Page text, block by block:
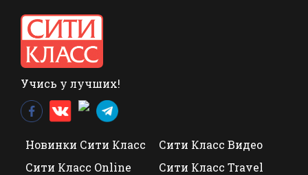
Учись у лучших!
Новинки Сити Класс
Сити Класс Видео
Сити Класс Online
Сити Класс Travel